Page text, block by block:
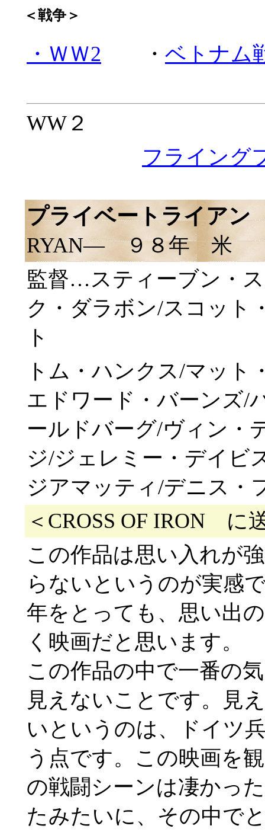
＜戦争＞
・ＷＷ2 ・ ベトナム
WW２
フライング
プライベートライアン
RYAN― ９８年 米
監督…スティーブン・
ク・ダラボン/スコット
ト
トム・ハンクス/マット
エドワード・バーンズ/
ールドバーグ/ヴィン・
ジ/ジェレミー・デイビ
ジアマッティ/デニス・
＜CROSS OF IRON に
この作品は思い入れが
らないというのが実感
年をとっても、思い出
く映画だと思います。
この作品の中で一番の
見えないことです。見
いというのは、ドイツ
う点です。この映画を
の戦闘シーンは凄かっ
たみたいに、その中で